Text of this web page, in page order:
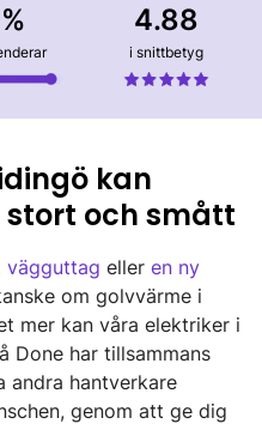
4.88
i snittbetyg
kan
och smått
vägguttag eller en ny
om golvvärme i
mer kan våra elektriker i
Done har tillsammans
andra hantverkare
genom att ge dig